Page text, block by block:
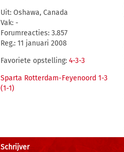
Uit: Oshawa, Canada
Vak: -
Forumreacties: 3.857
Reg.: 11 januari 2008
Favoriete opstelling: 4-3-3
Sparta Rotterdam-Feyenoord 1-3
(1-1)
Schrijver